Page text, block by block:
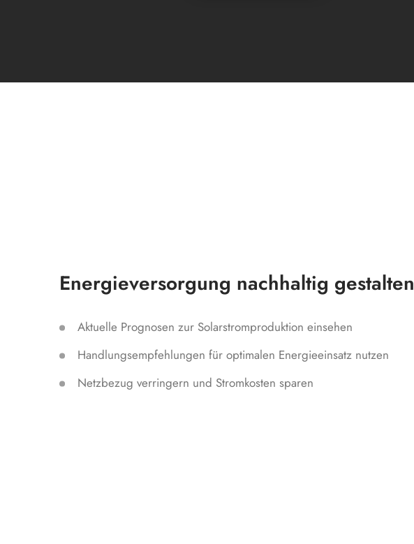
Energieversorgung nachhaltig gestalten
Aktuelle Prognosen zur Solarstromproduktion einsehen
Handlungsempfehlungen für optimalen Energieeinsatz nutzen
Netzbezug verringern und Stromkosten sparen